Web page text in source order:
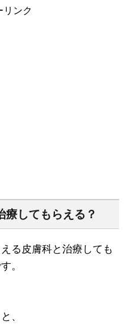
リンク
療してもらえる？
る皮膚科と治療しても
。
、